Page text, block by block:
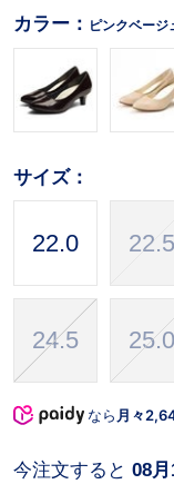
カラー： ピンクベージ
サイズ：
22.0 22.5
24.5 25.0
なら 月々
今注文すると 08月